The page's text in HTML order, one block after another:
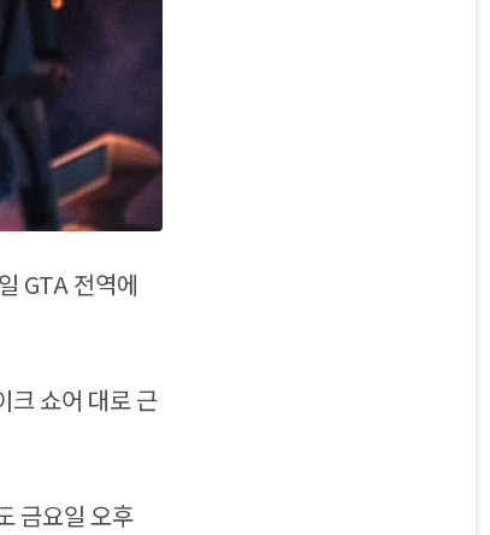
GTA 전역에
크 쇼어 대로 근
금요일 오후